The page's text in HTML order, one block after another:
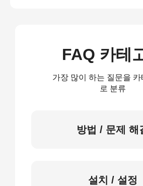
FAQ 카테
가장 많이 하는 질문을 카
로 분류
방법 / 문제 해
설치 / 설정